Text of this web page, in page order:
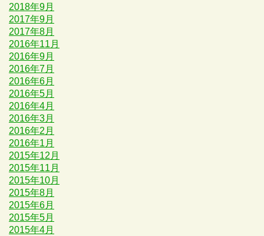
2018年9月
2017年9月
2017年8月
2016年11月
2016年9月
2016年7月
2016年6月
2016年5月
2016年4月
2016年3月
2016年2月
2016年1月
2015年12月
2015年11月
2015年10月
2015年8月
2015年6月
2015年5月
2015年4月